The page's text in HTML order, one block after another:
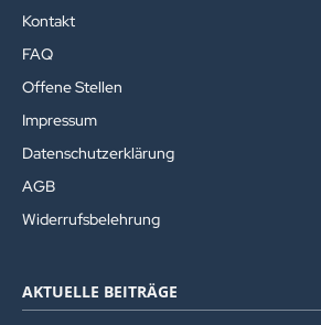
Kontakt
FAQ
Offene Stellen
Impressum
Datenschutzerklärung
AGB
Widerrufsbelehrung
AKTUELLE BEITRÄGE